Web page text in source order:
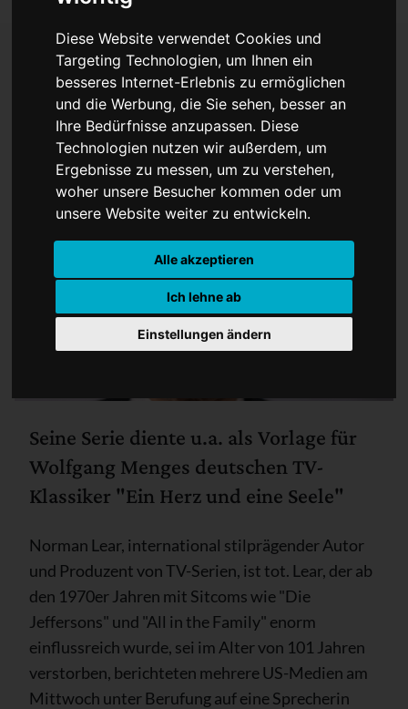
Diese Website verwendet Cookies und
Targeting Technologien, um Ihnen ein
besseres Internet-Erlebnis zu ermöglichen
und die Werbung, die Sie sehen, besser an
Ihre Bedürfnisse anzupassen. Diese
Technologien nutzen wir außerdem, um
Ergebnisse zu messen, um zu verstehen,
woher unsere Besucher kommen oder um
unsere Website weiter zu entwickeln.
Alle akzeptieren
Ich lehne ab
Einstellungen ändern
US-Fernsehproduzent
Norman Lear gestorben
Seine Serie diente u.a. als Vorlage für
Wolfgang Menges deutschen TV-
Klassiker "Ein Herz und eine Seele"
Norman Lear, international stilprägender Autor
und Produzent von TV-Serien, ist tot. Lear, der ab
den 1970er Jahren mit Sitcoms wie "Die
Jeffersons" und "All in the Family" enorm
einflussreich wurde, sei im Alter von 101 Jahren
verstorben, berichteten mehrere US-Medien am
Mittwoch unter Berufung auf eine Sprecherin